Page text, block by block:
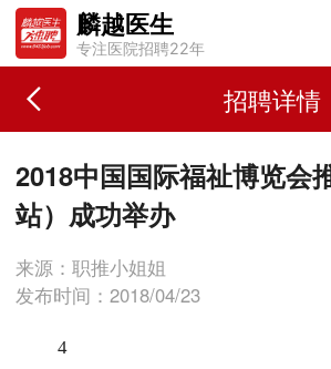
麟越医生
专注医院招聘22年
招聘详情
2018中国国际福祉博览会
站）成功举办
来源：职推小姐姐
发布时间：2018/04/23
4